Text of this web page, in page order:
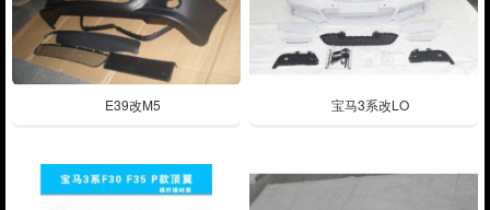
E39改M5 宝马3系改LO